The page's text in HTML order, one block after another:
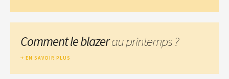
Comment le blazerau printemps ?
EN SAVOIR PLUS